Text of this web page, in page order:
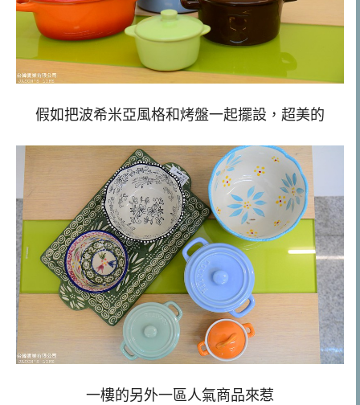
假如把波希米亞風格和烤盤一起擺設，超美的
一樓的另外一區人氣商品來惹